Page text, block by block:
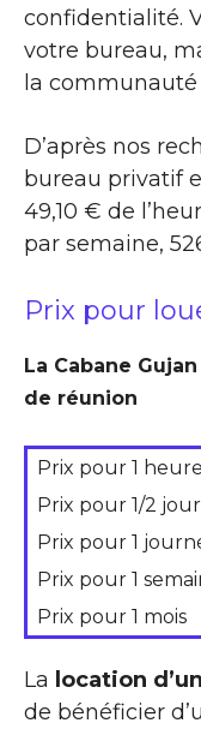
confidentialité.
votre bureau,
la communauté
D’après nos
bureau privatif
49,10 € de
par semaine,
Prix pour
La Cabane
de réunion
Prix pour 1 heure
Prix pour 1/2
Prix pour 1
Prix pour 1
Prix pour 1 mois
La location
de bénéficier